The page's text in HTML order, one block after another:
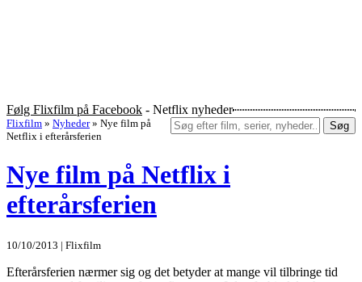
Følg Flixfilm på Facebook - Netflix nyheder
Søg
Flixfilm » Nyheder » Nye film på
Netflix i efterårsferien
Nye film på Netflix i
efterårsferien
10/10/2013 | Flixfilm
Efterårsferien nærmer sig og det betyder at mange vil tilbringe tid